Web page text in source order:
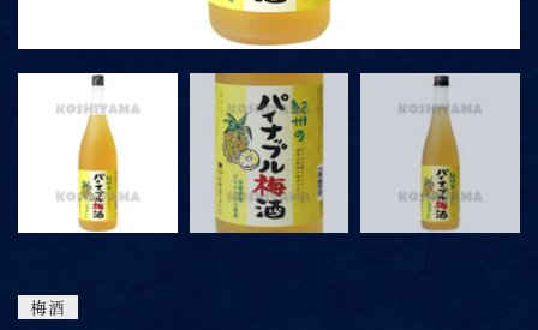
ONLINE SHOP
06-6422-1101
受付時間 9:00～15:00
梅酒